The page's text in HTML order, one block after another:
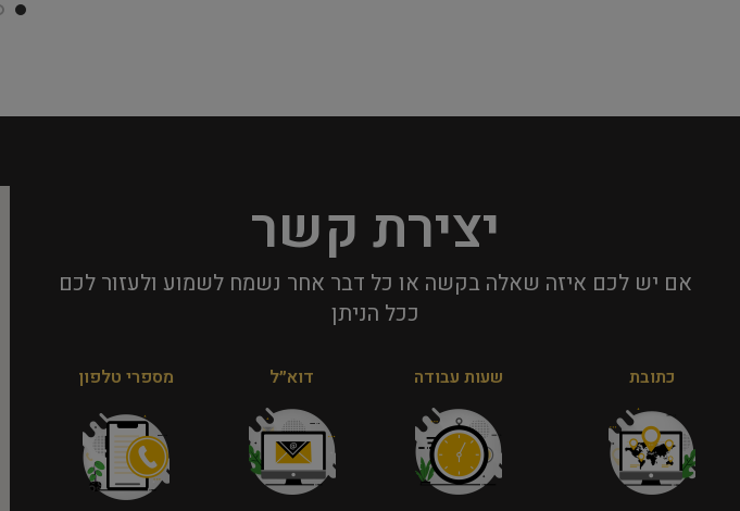
יצירת קשר
אם יש לכם איזה שאלה בקשה או כל דבר אחר נשמח לשמוע ולעזור לכם
ככל הניתן​
כתובת שעות עבודה דוא״ל מספרי טלפון